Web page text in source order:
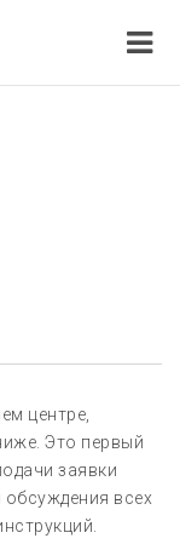
центре,
Это первый
заявки
всех